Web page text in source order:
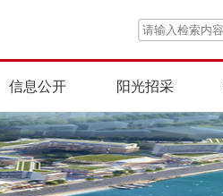
信息公开 阳光招采